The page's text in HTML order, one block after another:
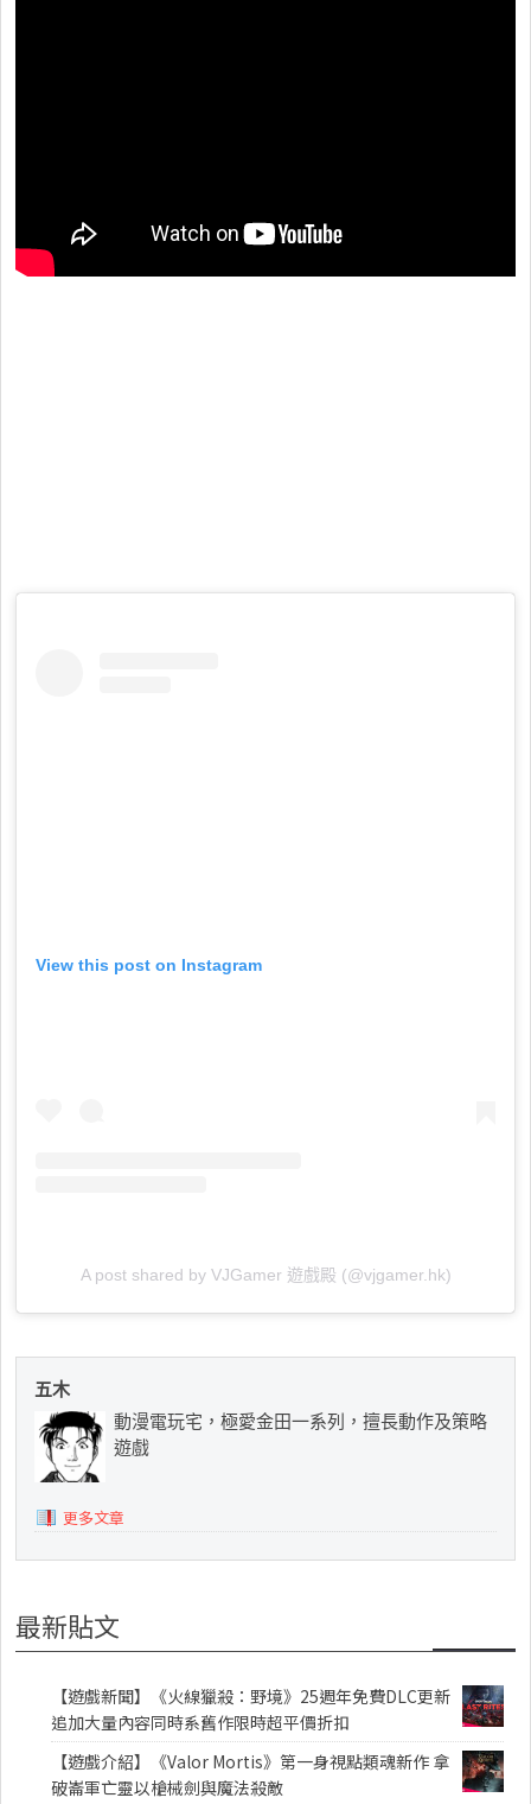
View this post on Instagram
A post shared by VJGamer 遊戲殿 (@vjgamer.hk)
五木
動漫電玩宅，極愛金田一系列，擅長動作及策略
遊戲
更多文章
最新貼文
【遊戲新聞】《火線獵殺：野境》25週年免費DLC更新
追加大量內容同時系舊作限時超平價折扣
【遊戲介紹】《Valor Mortis》第一身視點類魂新作 拿
破崙軍亡靈以槍械劍與魔法殺敵